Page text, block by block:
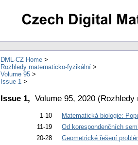
DML-CZ Home
Rozhledy matematicko-fyzikální
Volume 95
Issue 1
Issue 1, Volume 95, 2020 (Rozhledy
1-10
Matematická biologie:
11-19
Od korespondenčních
20-28
Geometrické řešení